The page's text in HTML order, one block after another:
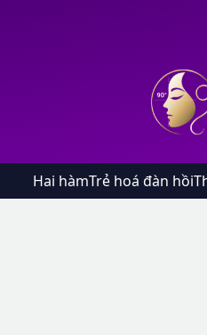
Hai hàmTrẻ hoá đàn hồi